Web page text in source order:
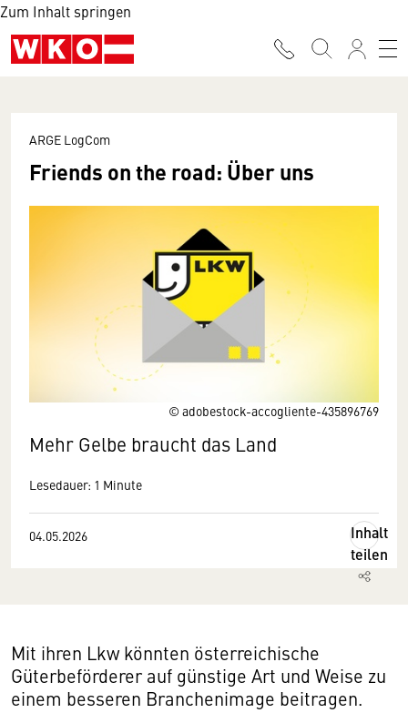
Zum Inhalt springen
© adobestock-accogliente-435896769
ARGE LogCom
Friends on the road: Über uns
Mehr Gelbe braucht das Land
Lesedauer: 1 Minute
04.05.2026
Inhalt
teilen
Mit ihren Lkw könnten österreichische
Güterbeförderer auf günstige Art und Weise zu
einem besseren Branchenimage beitragen.